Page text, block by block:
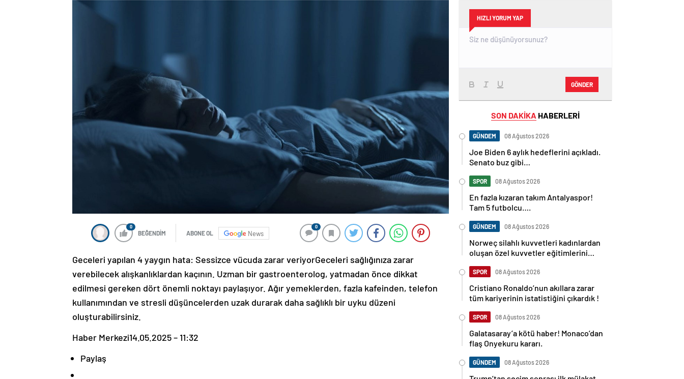
0
BEĞENDİM ABONE OL News
0
Geceleri yapılan 4 yaygın hata: Sessizce vücuda zarar veriyorGeceleri sağlığınıza zarar
verebilecek alışkanlıklardan kaçının. Uzman bir gastroenterolog, yatmadan önce dikkat
edilmesi gereken dört önemli noktayı paylaşıyor. Ağır yemeklerden, fazla kafeinden, telefon
kullanımından ve stresli düşüncelerden uzak durarak daha sağlıklı bir uyku düzeni
oluşturabilirsiniz.
Haber Merkezi14.05.2025 – 11:32
Paylaş
HIZLI YORUM YAP
GÖNDER
SON DAKİKA HABERLERİ
GÜNDEM 08 Ağustos 2026
Joe Biden 6 aylık hedeflerini açıkladı.
Senato buz gibi…
SPOR 08 Ağustos 2026
En fazla kızaran takım Antalyaspor!
Tam 5 futbolcu….
GÜNDEM 08 Ağustos 2026
Norweç silahlı kuvvetleri kadınlardan
oluşan özel kuvvetler eğitimlerini
SPOR 08 Ağustos 2026
Cristiano Ronaldo’nun akıllara zarar
tüm kariyerinin istatistiğini çıkardık !
SPOR 08 Ağustos 2026
Galatasaray’a kötü haber! Monaco’dan
flaş Onyekuru kararı.
GÜNDEM 08 Ağustos 2026